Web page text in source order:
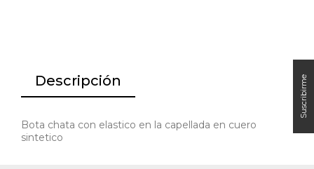
Descripción
Bota chata con elastico en la capellada en cuero
sintetico